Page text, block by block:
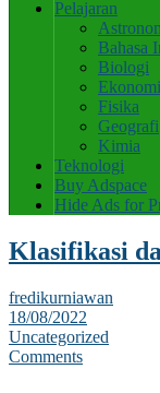
Pelajaran
Bahasa
Biologi
Ekonomi
Fisika
Geografi
Kimia
Teknologi
Buy Adspace
Hide Ads for
Klasifikasi
fredikurniawan
18/08/2022
Uncategorized
Comments